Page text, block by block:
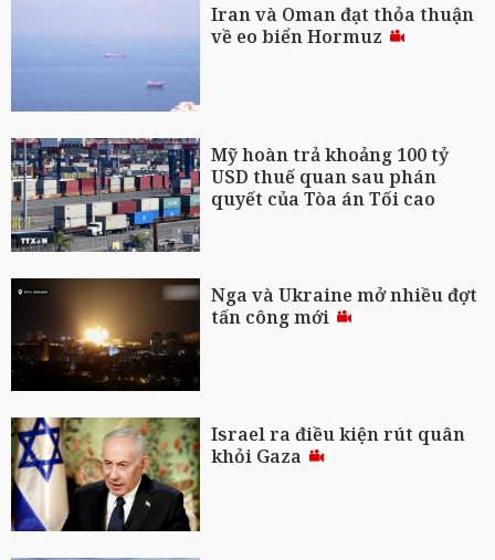
Iran và Oman đạt thỏa thuận
về eo biển Hormuz
Mỹ hoàn trả khoảng 100 tỷ
USD thuế quan sau phán
quyết của Tòa án Tối cao
Nga và Ukraine mở nhiều đợt
tấn công mới
Israel ra điều kiện rút quân
khỏi Gaza